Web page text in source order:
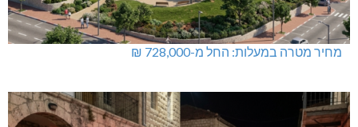
מחיר מטרה במעלות: החל מ-728,000 ₪